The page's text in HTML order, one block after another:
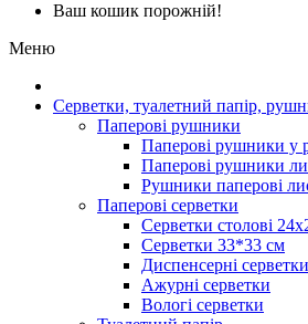
Ваш кошик порожній!
Меню
Серветки, туалетний папір,
Паперові рушники
Паперові рушники у
Паперові рушники
Рушники паперові
Паперові серветки
Серветки столові
Серветки 33*33 см
Диспенсерні серветки
Ажурні серветки
Вологі серветки